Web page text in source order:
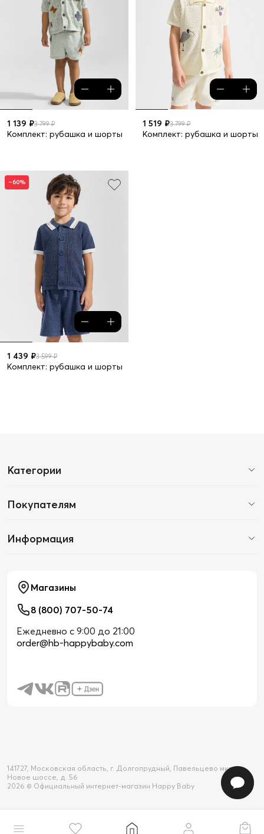
1 139 ₽3 799 ₽
Комплект: рубашка и шорты
1 519 ₽3 799 ₽
Комплект: рубашка и шорты
–60%
1 439 ₽3 599 ₽
Комплект: рубашка и шорты
Категории
Покупателям
Информация
Магазины
8 (800) 707-50-74
Ежедневно с 9:00 до 21:00
order@hb-happybaby.com
141727, Московская область, г. Долгопрудный, Павельцево мкр-н,
Новое шоссе, д. 56
2026 © Официальный интернет-магазин Happy Baby